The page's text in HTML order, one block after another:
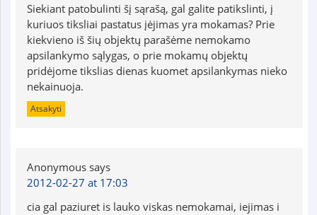
Siekiant patobulinti šį sąrašą, gal galite patikslinti, į
kuriuos tiksliai pastatus įėjimas yra mokamas? Prie
kiekvieno iš šių objektų parašėme nemokamo
apsilankymo sąlygas, o prie mokamų objektų
pridėjome tikslias dienas kuomet apsilankymas nieko
nekainuoja.
Atsakyti
Anonymous says
2012-02-27 at 17:03
cia gal paziuret is lauko viskas nemokamai, iejimas i